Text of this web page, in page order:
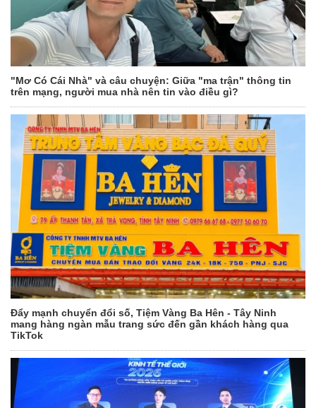
"Mơ Có Cái Nhà" và câu chuyện: Giữa "ma trận" thông tin
trên mạng, người mua nhà nên tin vào điều gì?
Đẩy mạnh chuyển đổi số, Tiệm Vàng Ba Hên - Tây Ninh
mang hàng ngàn mẫu trang sức đến gần khách hàng qua
TikTok